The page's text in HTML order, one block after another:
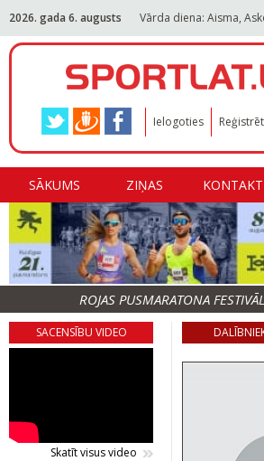
2026. gada 6. augusts Vārda diena: Aisma,
Ielogoties
SĀKUMS ZIŅAS
ROJAS PUSMARATONA
SACENSĪBU VIDEO
Skatīt visus video